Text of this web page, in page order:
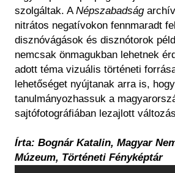
szolgáltak. ANépszabadság
nitrátos negatívokon fennmaradt
disznóvágások és disznótorok
nemcsak önmagukban lehetnek
adott téma vizuális történeti
lehetőséget nyújtanak arra is, hogy
tanulmányozhassuk a
sajtófotográfiában lezajlott
Írta: Bognár Katalin, Magyar
Múzeum, Történeti Fényképtár